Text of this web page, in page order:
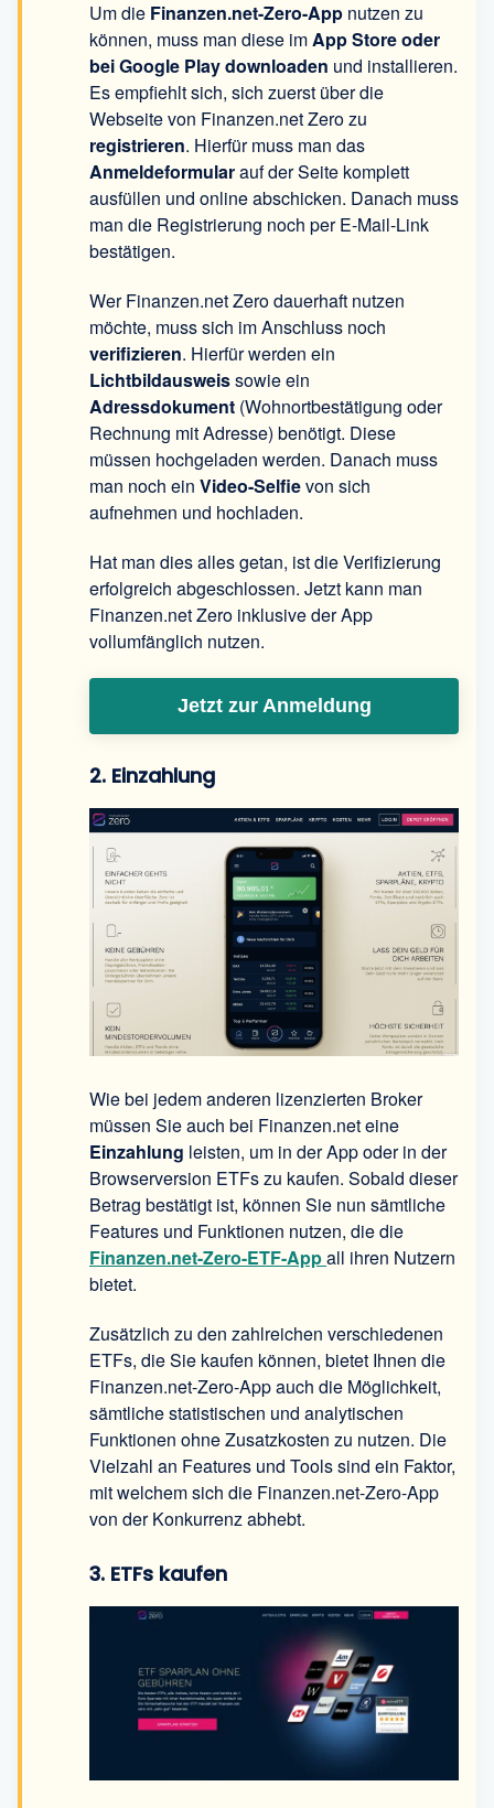
Um die Finanzen.net-Zero-App nutzen zu
können, muss man diese im App Store oder
bei Google Play downloaden und installieren.
Es empfiehlt sich, sich zuerst über die
Webseite von Finanzen.net Zero zu
registrieren. Hierfür muss man das
Anmeldeformularauf der Seite komplett
ausfüllen und online abschicken. Danach muss
man die Registrierung noch per E-Mail-Link
bestätigen.
Wer Finanzen.net Zero dauerhaft nutzen
möchte, muss sich im Anschluss noch
verifizieren. Hierfür werden ein
Lichtbildausweissowie ein
Adressdokument (Wohnortbestätigung oder
Rechnung mit Adresse) benötigt. Diese
müssen hochgeladen werden. Danach muss
man noch ein Video-Selfievon sich
aufnehmen und hochladen.
Hat man dies alles getan, ist die Verifizierung
erfolgreich abgeschlossen. Jetzt kann man
Finanzen.net Zero inklusive der App
vollumfänglich nutzen.
Jetzt zur Anmeldung
2. Einzahlung
Wie bei jedem anderen lizenzierten Broker
müssen Sie auch bei Finanzen.net eine
Einzahlung leisten, um in der App oder in der
Browserversion ETFs zu kaufen. Sobald dieser
Betrag bestätigt ist, können Sie nun sämtliche
Features und Funktionen nutzen, die die
Finanzen.net-Zero-ETF-Appall ihren Nutzern
bietet.
Zusätzlich zu den zahlreichen verschiedenen
ETFs, die Sie kaufen können, bietet Ihnen die
Finanzen.net-Zero-App auch die Möglichkeit,
sämtliche statistischen und analytischen
Funktionen ohne Zusatzkosten zu nutzen. Die
Vielzahl an Features und Tools sind ein Faktor,
mit welchem sich die Finanzen.net-Zero-App
von der Konkurrenz abhebt.
3. ETFs kaufen